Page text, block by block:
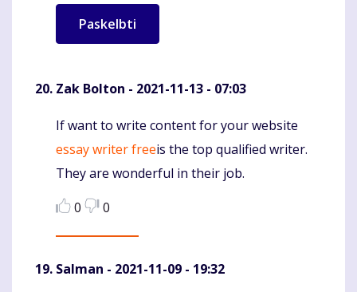
Zak Bolton - 2021-11-13 - 07:03
Komentaras
If want to write content for your website
essay writer freeis the top qualified writer.
They are wonderful in their job.
0
0
Salman - 2021-11-09 - 19:32